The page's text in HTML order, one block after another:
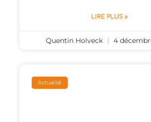
LIRE PLUS »
Quentin Holveck 4
Actualité